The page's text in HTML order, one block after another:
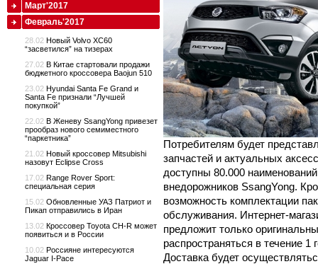
Потребителям будет
запчастей и актуальных
доступны 80.000
внедорожников SsangYong.
возможность комплектации
обслуживания. Интернет-
предложит только
распространяться в течение 1
Доставка будет
Март'2017
Февраль'2017
28.02 Новый Volvo XC60
“засветился” на тизерах
27.02 В Китае стартовали продажи
бюджетного кроссовера Baojun 510
23.02 Hyundai Santa Fe Grand и
Santa Fe признали “Лучшей
покупкой”
22.02 В Женеву SsangYong привезет
прообраз нового семиместного
“паркетника”
21.02 Новый кроссовер Mitsubishi
назовут Eclipse Cross
17.02 Range Rover Sport:
специальная серия
15.02 Обновленные УАЗ Патриот и
Пикап отправились в Иран
13.02 Кроссовер Toyota CH-R может
появиться и в России
10.02 Россияне интересуются
Jaguar I-Pace